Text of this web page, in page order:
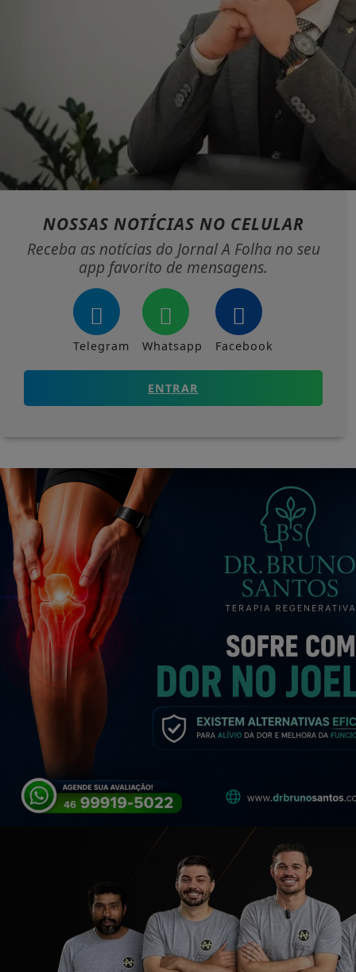
NOSSAS NOTÍCIAS NO CELULAR
Receba as notícias do Jornal A Folha no seu
app favorito de mensagens.
Telegram Whatsapp Facebook
ENTRAR